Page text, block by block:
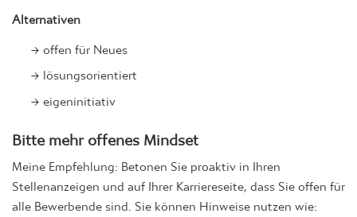
Alternativen
offen für Neues
lösungsorientiert
eigeninitiativ
Bitte mehr offenes Mindset
Meine Empfehlung: Betonen Sie proaktiv in Ihren
Stellenanzeigen und auf Ihrer Karriereseite, dass Sie offen für
alle Bewerbende sind. Sie können Hinweise nutzen wie: